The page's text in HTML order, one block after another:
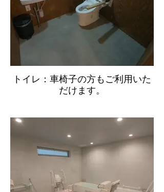
トイレ：車椅子の方もご利用いた
だけます。